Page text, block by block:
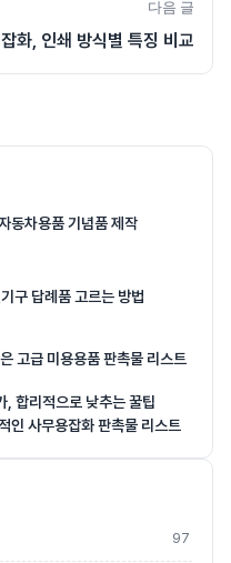
다음 글
화, 인쇄 방식별 특징 비교
동차용품 기념품 제작
구 답례품 고르는 방법
고급 미용용품 판촉물 리스트
, 합리적으로 낮추는 꿀팁
인 사무용잡화 판촉물 리스트
97